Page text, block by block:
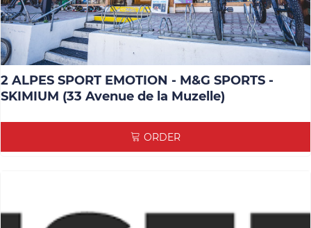
2 ALPES SPORT EMOTION - M&G SPORTS -
SKIMIUM (33 Avenue de la Muzelle)
ORDER